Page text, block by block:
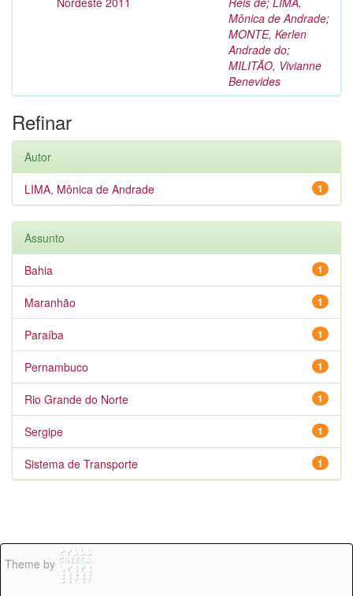
Mônica de Andrade;
MONTE, Kerlen
Andrade do;
MILITÃO, Vivianne
Benevides
Refinar
Autor
1
LIMA, Mônica de Andrade
Assunto
1
Bahia
1
Maranhão
1
Paraíba
1
Pernambuco
1
Rio Grande do Norte
1
Sergipe
1
Sistema de Transporte
Theme by